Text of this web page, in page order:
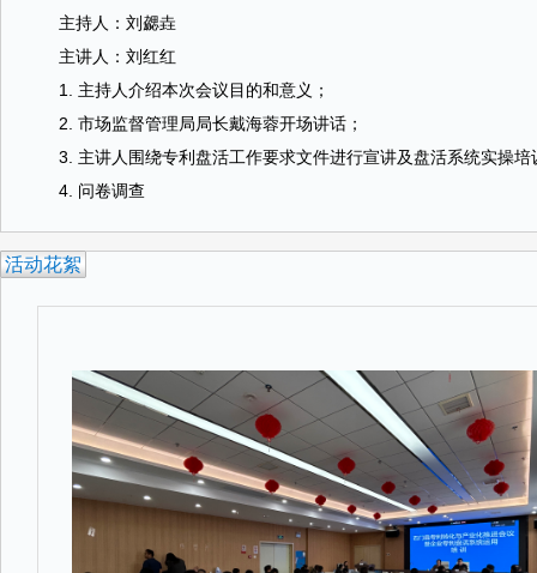
主持人：刘勰垚
主讲人：刘红红
1. 主持人介绍本次会议目的和意义；
2. 市场监督管理局局长戴海蓉开场讲话；
3. 主讲人围绕专利盘活工作要求文件进行宣讲及盘活系统实操培
4. 问卷调查
活动花絮